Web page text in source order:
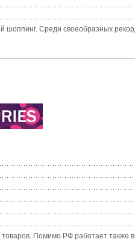
Среди своеобразных
Помимо РФ работает также